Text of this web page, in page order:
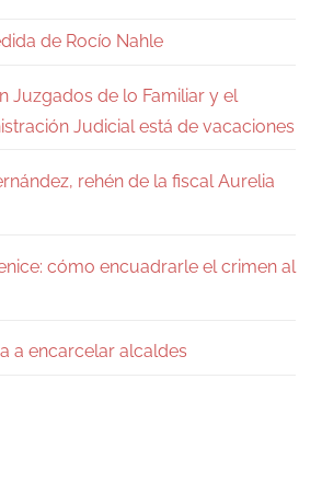
de Rocío Nahle
Juzgados de lo Familiar y el
Judicial está de vacaciones
rehén de la fiscal Aurelia
cómo encuadrarle el crimen al
a encarcelar alcaldes